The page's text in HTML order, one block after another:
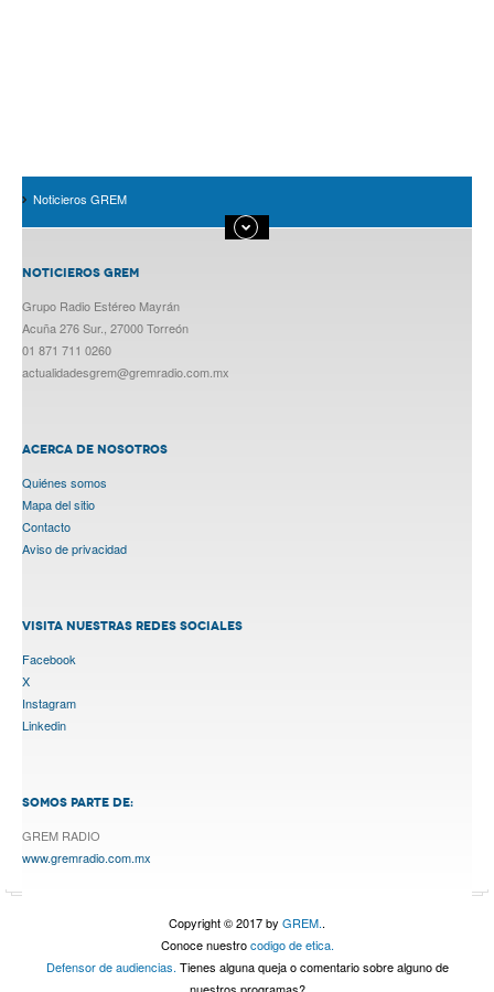
Noticieros GREM
NOTICIEROS GREM
Grupo Radio Estéreo Mayrán
Acuña 276 Sur., 27000 Torreón
01 871 711 0260
actualidadesgrem@gremradio.com.mx
ACERCA DE NOSOTROS
Quiénes somos
Mapa del sitio
Contacto
Aviso de privacidad
VISITA NUESTRAS REDES SOCIALES
Facebook
X
Instagram
Linkedin
SOMOS PARTE DE:
GREM RADIO
www.gremradio.com.mx
Copyright © 2017 by GREM..
Conoce nuestrocodigo de etica.
Defensor de audiencias. Tienes alguna queja o comentario sobre alguno de